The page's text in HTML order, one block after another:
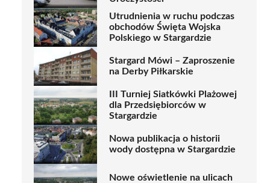
Utrudnienia w ruchu podczas
obchodów Święta Wojska
Polskiego w Stargardzie
Stargard Mówi – Zaproszenie
na Derby Piłkarskie
III Turniej Siatkówki Plażowej
dla Przedsiębiorców w
Stargardzie
Nowa publikacja o historii
wody dostępna w Stargardzie
Nowe oświetlenie na ulicach